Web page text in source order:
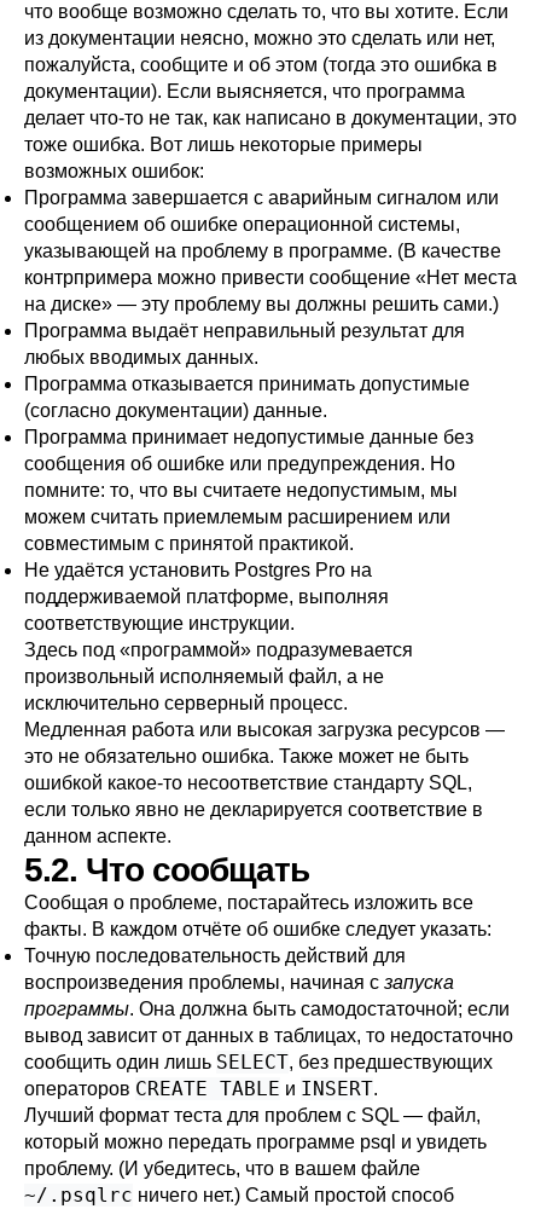
что вообще возможно сделать то, что вы хотите. Если
из документации неясно, можно это сделать или нет,
пожалуйста, сообщите и об этом (тогда это ошибка в
документации). Если выясняется, что программа
делает что-то не так, как написано в документации, это
тоже ошибка. Вот лишь некоторые примеры
возможных ошибок:
Программа завершается с аварийным сигналом или
сообщением об ошибке операционной системы,
указывающей на проблему в программе. (В качестве
контрпримера можно привести сообщение «Нет места
на диске» — эту проблему вы должны решить сами.)
Программа выдаёт неправильный результат для
любых вводимых данных.
Программа отказывается принимать допустимые
(согласно документации) данные.
Программа принимает недопустимые данные без
сообщения об ошибке или предупреждения. Но
помните: то, что вы считаете недопустимым, мы
можем считать приемлемым расширением или
совместимым с принятой практикой.
Не удаётся установить Postgres Pro на
поддерживаемой платформе, выполняя
соответствующие инструкции.
Здесь под «программой» подразумевается
произвольный исполняемый файл, а не
исключительно серверный процесс.
Медленная работа или высокая загрузка ресурсов —
это не обязательно ошибка. Также может не быть
ошибкой какое-то несоответствие стандарту SQL,
если только явно не декларируется соответствие в
данном аспекте.
5.2. Что сообщать
Сообщая о проблеме, постарайтесь изложить все
факты. В каждом отчёте об ошибке следует указать:
Точную последовательность действий для
воспроизведения проблемы, начиная с запуска
программы. Она должна быть самодостаточной; если
вывод зависит от данных в таблицах, то недостаточно
сообщить один лишь SELECT, без предшествующих
операторов CREATE TABLE и INSERT.
Лучший формат теста для проблем с SQL — файл,
который можно передать программе psql и увидеть
проблему. (И убедитесь, что в вашем файле
~/.psqlrc ничего нет.) Самый простой способ